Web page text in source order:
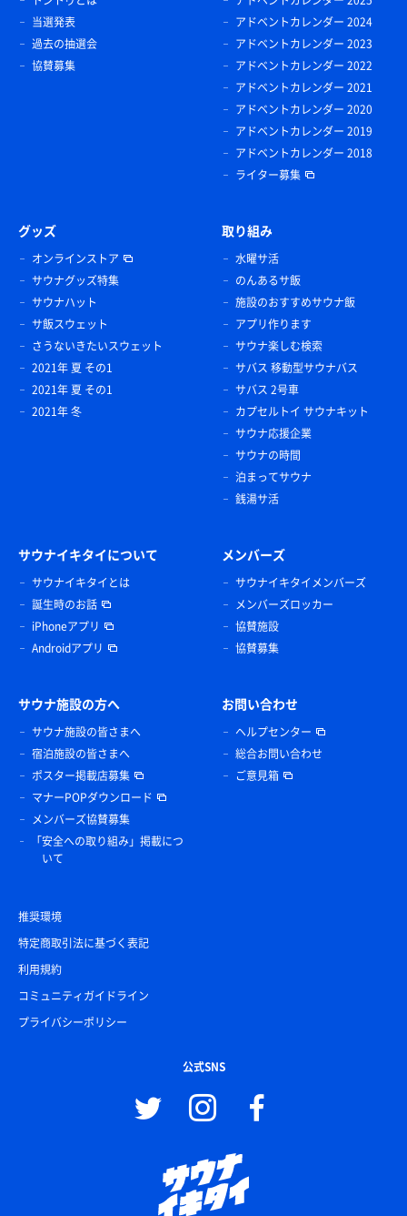
当選発表
過去の抽選会
協賛募集
アドベントカレンダー 2024
アドベントカレンダー 2023
アドベントカレンダー 2022
アドベントカレンダー 2021
アドベントカレンダー 2020
アドベントカレンダー 2019
アドベントカレンダー 2018
ライター募集
グッズ
オンラインストア
サウナグッズ特集
サウナハット
サ飯スウェット
さうないきたいスウェット
2021年 夏 その1
2021年 夏 その1
2021年 冬
取り組み
水曜サ活
のんあるサ飯
施設のおすすめサウナ飯
アプリ作ります
サウナ楽しむ検索
サバス 移動型サウナバス
サバス 2号車
カプセルトイ サウナキット
サウナ応援企業
サウナの時間
泊まってサウナ
銭湯サ活
サウナイキタイについて
サウナイキタイとは
誕生時のお話
iPhoneアプリ
Androidアプリ
メンバーズ
サウナイキタイメンバーズ
メンバーズロッカー
協賛施設
協賛募集
サウナ施設の方へ
サウナ施設の皆さまへ
宿泊施設の皆さまへ
ポスター掲載店募集
マナーPOPダウンロード
メンバーズ協賛募集
「安全への取り組み」掲載につ
いて
お問い合わせ
ヘルプセンター
総合お問い合わせ
ご意見箱
推奨環境
特定商取引法に基づく表記
利用規約
コミュニティガイドライン
プライバシーポリシー
公式SNS